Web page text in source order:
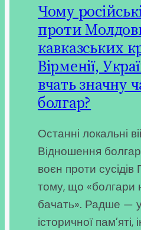
Чому
проти
кавказських
Вірменії,
вчать значну
болгар?
Останні локальні
Відношення
воєн проти
тому, що «болгари
бачать». Радше —
історичної